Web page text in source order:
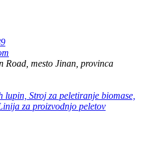
Road, mesto Jinan, provinca
lupin, Stroj za peletiranje biomase,
za proizvodnjo peletov